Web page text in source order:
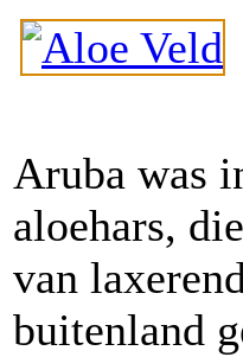
Aruba was
aloehars,
van
buitenland